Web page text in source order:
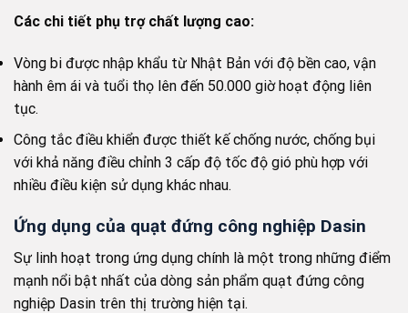
Các chi tiết phụ trợ chất lượng cao:
Vòng bi được nhập khẩu từ Nhật Bản với độ bền cao, vận
hành êm ái và tuổi thọ lên đến 50.000 giờ hoạt động liên
tục.
Công tắc điều khiển được thiết kế chống nước, chống bụi
với khả năng điều chỉnh 3 cấp độ tốc độ gió phù hợp với
nhiều điều kiện sử dụng khác nhau.
Ứng dụng của quạt đứng công nghiệp Dasin
Sự linh hoạt trong ứng dụng chính là một trong những điểm
mạnh nổi bật nhất của dòng sản phẩm quạt đứng công
nghiệp Dasin trên thị trường hiện tại.